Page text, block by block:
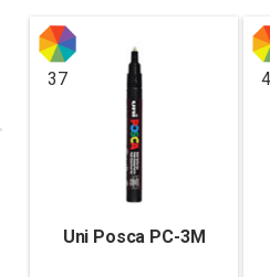
37
Uni Posca PC-3M